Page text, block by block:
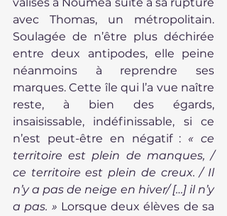
avec Thomas, un métropolitain.
Soulagée de n’être plus déchirée
entre deux antipodes, elle peine
néanmoins à reprendre ses
marques. Cette île qui l’a vue naître
reste, à bien des égards,
insaisissable, indéfinissable, si ce
n’est peut-être en négatif : « ce
territoire est plein de manques, /
ce territoire est plein de creux. / Il
n’y a pas de neige en hiver/ […] il n’y
a pas. » Lorsque deux élèves de sa